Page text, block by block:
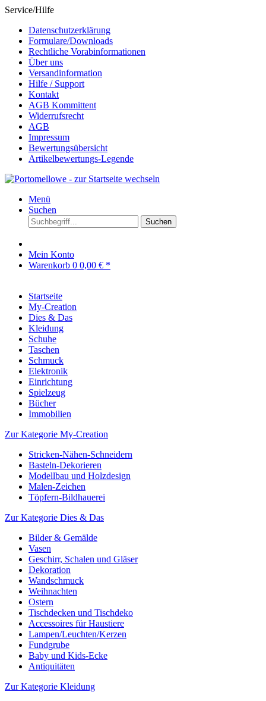
Service/Hilfe
Datenschutzerklärung
Formulare/Downloads
Rechtliche Vorabinformationen
Über uns
Versandinformation
Hilfe / Support
Kontakt
AGB Kommittent
Widerrufsrecht
AGB
Impressum
Bewertungsübersicht
Artikelbewertungs-Legende
Menü
Suchen
Suchen
Mein Konto
Warenkorb 0 0,00 € *
Startseite
My-Creation
Dies & Das
Kleidung
Schuhe
Taschen
Schmuck
Elektronik
Einrichtung
Spielzeug
Bücher
Immobilien
Zur Kategorie My-Creation
Stricken-Nähen-Schneidern
Basteln-Dekorieren
Modellbau und Holzdesign
Malen-Zeichen
Töpfern-Bildhauerei
Zur Kategorie Dies & Das
Bilder & Gemälde
Vasen
Geschirr, Schalen und Gläser
Dekoration
Wandschmuck
Weihnachten
Ostern
Tischdecken und Tischdeko
Accessoires für Haustiere
Lampen/Leuchten/Kerzen
Fundgrube
Baby und Kids-Ecke
Antiquitäten
Zur Kategorie Kleidung